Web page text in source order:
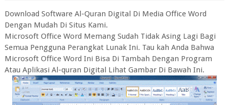
Download Software Al-Quran Digital Di Media Office Word
Dengan Mudah Di Situs Kami.
Microsoft Office Word Memang Sudah Tidak Asing Lagi Bagi
Semua Pengguna Perangkat Lunak Ini. Tau kah Anda Bahwa
Microsoft Office Word Ini Bisa Di Tambah Dengan Program
Atau Aplikasi Al-quran Digital Lihat Gambar Di Bawah Ini.